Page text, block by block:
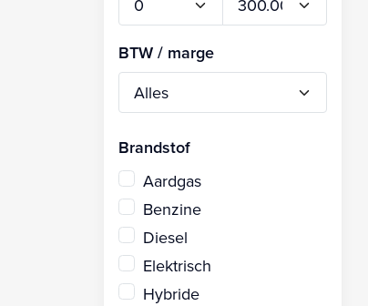
BTW / marge
Brandstof
Aardgas
Benzine
Diesel
Elektrisch
Hybride